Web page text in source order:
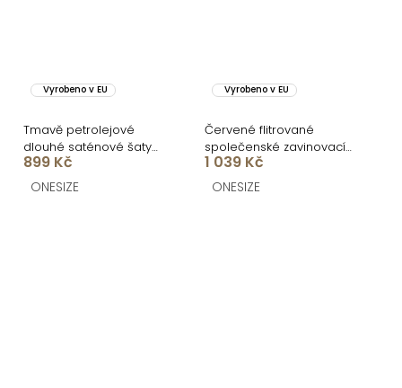
Vyrobeno v EU
Tmavě petrolejové
dlouhé saténové šaty
WOMAN s páskem
899 Kč
ONESIZE
Vyrobeno v EU
Červené flitrované
společenské zavinovací
mini šaty CURELON
1 039 Kč
ONESIZE